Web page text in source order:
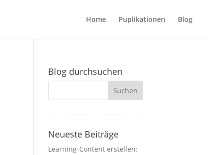
Home Puplikationen Blog
Blog durchsuchen
Neueste Beiträge
Learning-Content erstellen: